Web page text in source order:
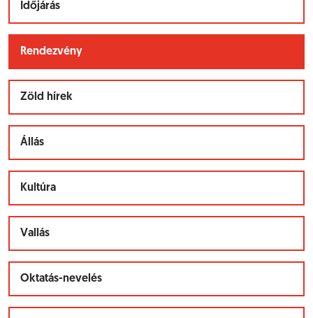
Időjárás
Rendezvény
Zöld hírek
Állás
Kultúra
Vallás
Oktatás-nevelés